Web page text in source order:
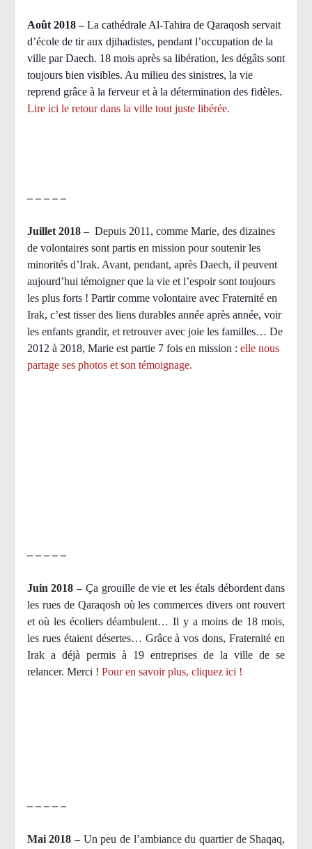
Août 2018–La cathédrale Al-Tahira de Qaraqosh servait
d’école de tir aux djihadistes, pendant l’occupation de la
ville par Daech. 18 mois après sa libération, les dégâts sont
toujours bien visibles. Au milieu des sinistres, la vie
reprend grâce à la ferveur et à la détermination des fidèles.
Lire ici le retour dans la ville tout juste libérée.
– – – – –
Juillet 2018 – Depuis 2011, comme Marie, des dizaines
de volontaires sont partis en mission pour soutenir les
minorités d’Irak. Avant, pendant, après Daech, il peuvent
aujourd’hui témoigner que la vie et l’espoir sont toujours
les plus forts ! Partir comme volontaire avec Fraternité en
Irak, c’est tisser des liens durables année après année, voir
les enfants grandir, et retrouver avec joie les familles… De
2012 à 2018, Marie est partie 7 fois en mission : elle nous
partage ses photos et son témoignage.
– – – – –
Juin 2018 – Ça grouille de vie et les étals débordent dans
les rues de Qaraqosh où les commerces divers ont rouvert
et où les écoliers déambulent… Il y a moins de 18 mois,
les rues étaient désertes… Grâce à vos dons, Fraternité en
Irak a déjà permis à 19 entreprises de la ville de se
relancer. Merci ! Pour en savoir plus, cliquez ici !
– – – – –
Mai 2018 – Un peu de l’ambiance du quartier de Shaqaq,